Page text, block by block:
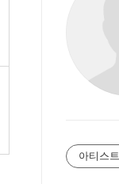
아티스